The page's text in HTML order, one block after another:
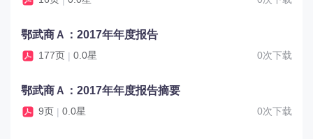
鄂武商Ａ：2017年年度报告
177页 | 0.0星 0次下载
鄂武商Ａ：2017年年度报告摘要
9页 | 0.0星 0次下载